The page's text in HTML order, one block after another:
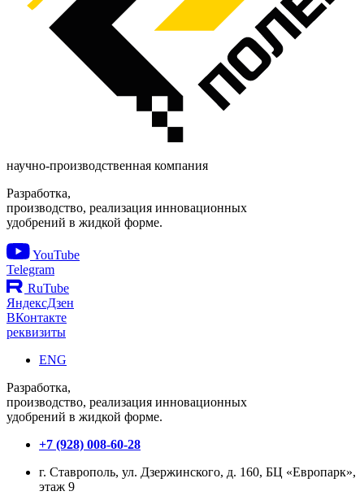
научно-производственная компания
Разработка,
производство, реализация инновационных
удобрений в жидкой форме.
YouTube
Telegram
RuTube
ЯндексДзен
ВКонтакте
реквизиты
ENG
Разработка,
производство, реализация инновационных
удобрений в жидкой форме.
+7 (928) 008-60-28
г. Ставрополь, ул. Дзержинского, д. 160, БЦ «Европарк»,
этаж 9